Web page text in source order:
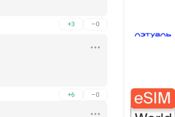
+3 –0
+6 –0